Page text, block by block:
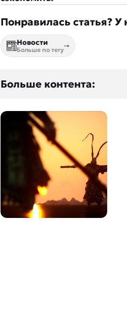
Понравилась статья?
Новости
Больше по тегу
Больше контента: